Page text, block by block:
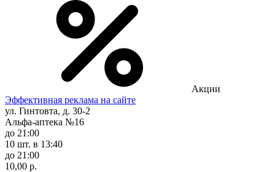
Акции
Эффективная реклама на сайте
ул. Гинтовта, д. 30-2
Альфа-аптека №16
до 21:00
10 шт. в 13:40
до 21:00
10,00 р.